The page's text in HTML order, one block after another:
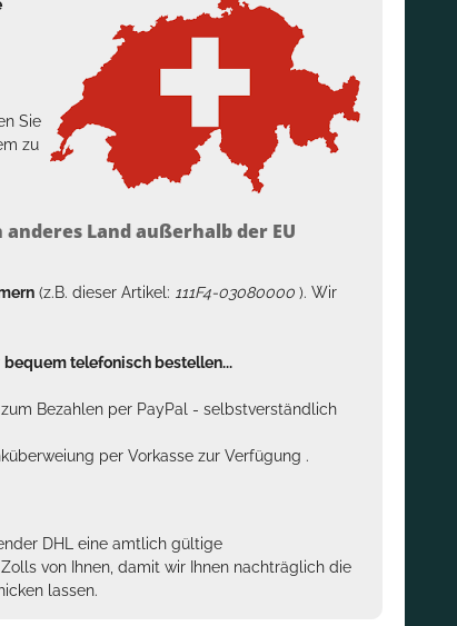
Sie
zu
Land außerhalb der EU
(z.B. dieser Artikel: 111F4-03080000 ). Wir
bequem telefonisch bestellen...
Bezahlen per PayPal - selbstverständlich
per Vorkasse zur Verfügung .
DHL eine amtlich gültige
von Ihnen, damit wir Ihnen nachträglich die
lassen.